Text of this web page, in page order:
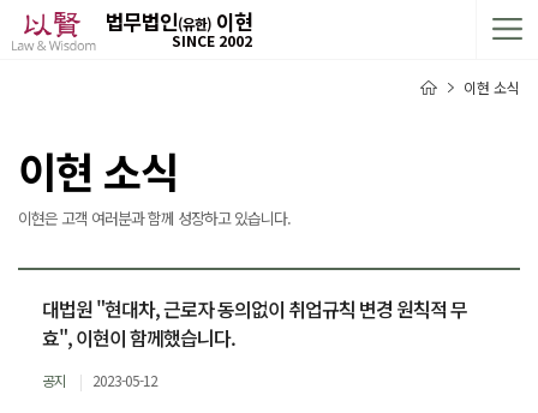
법무법인(유한) 이현
SINCE 2002
이현 소식
이현 소식
이현은 고객 여러분과 함께 성장하고 있습니다.
대법원 "현대차, 근로자 동의없이 취업규칙 변경 원칙적 무
효", 이현이 함께했습니다.
공지 2023-05-12